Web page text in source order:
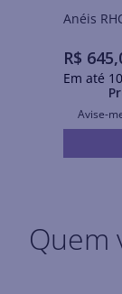
R$ 645,
Em até 10
Avise-
Quem